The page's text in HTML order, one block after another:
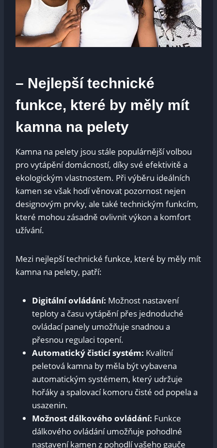
– Nejlepší technické
funkce, které by měly mít
kamna na pelety
Kamna na pelety jsou stále populárnější volbou
pro vytápění domácností, díky své efektivitě a
ekologickým vlastnostem. Při výběru ideálních
kamen se však hodí věnovat pozornost nejen
designovým prvky, ale také technickým funkcím,
které mohou zásadně ovlivnit výkon a komfort
užívání.
Mezi nejlepší technické funkce, které by měly mít
kamna na pelety, patří:
Digitální ovládání: Možnost nastavení
teploty a času vytápění přes jednoduché
ovládací panely umožňuje snadnou a
přesnou regulaci topení.
Automatický čisticí systém: Kvalitní
peletová kamna by měla být vybavena
automatickým systémem, který udržuje
hořáky a spalovací komoru čisté od popela a
usazenin.
Možnost dálkového ovládání: Funkce
dálkového ovládání umožňuje pohodlné
nastavení kamen z pohodlí vašeho gauče